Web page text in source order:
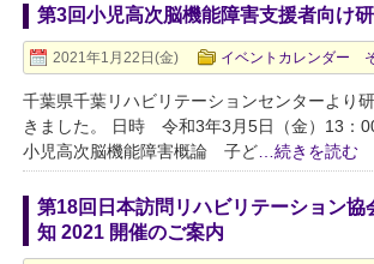
第3回小児高次脳機能障害支援者向け
2021年1月22日(金) イベントカレンダー
千葉県千葉リハビリテーションセンターより
きました。 日時 令和3年3月5日（金）13：
小児高次脳機能障害概論 子ど …続きを読む
第18回日本訪問リハビリテーション協
知 2021 開催のご案内